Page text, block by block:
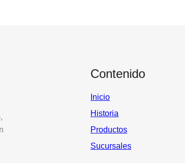
Contenido
Inicio
Historia
Productos
Sucursales